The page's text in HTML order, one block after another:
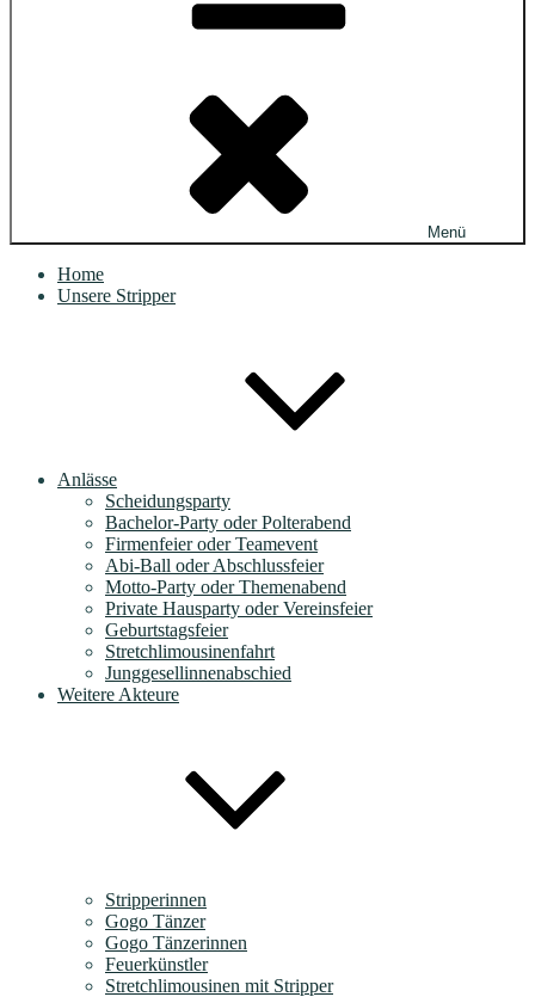
Menü
Home
Unsere Stripper
Anlässe
Scheidungsparty
Bachelor-Party oder Polterabend
Firmenfeier oder Teamevent
Abi-Ball oder Abschlussfeier
Motto-Party oder Themenabend
Private Hausparty oder Vereinsfeier
Geburtstagsfeier
Stretchlimousinenfahrt
Junggesellinnenabschied
Weitere Akteure
Stripperinnen
Gogo Tänzer
Gogo Tänzerinnen
Feuerkünstler
Stretchlimousinen mit Stripper